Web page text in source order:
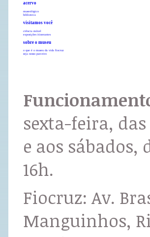
acervo
museológico
biblioteca
visitamos você
ciência móvel
exposições itinerantes
sobre o museu
o que é o museu da vida fiocruz
seja nosso parceiro
sexta-feira, das
e aos sábados,
16h.
Fiocruz: Av.
Manguinhos,